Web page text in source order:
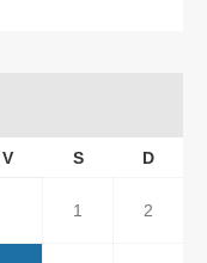
V S D
1 2